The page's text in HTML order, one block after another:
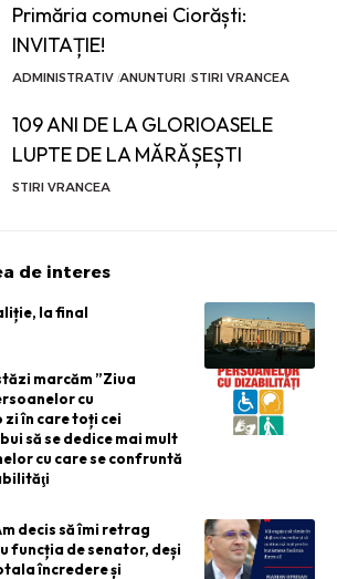
Primăria comunei Ciorăști:
INVITAȚIE!
ADMINISTRATIV ANUNTURI STIRI VRANCEA
109 ANI DE LA GLORIOASELE
LUPTE DE LA MĂRĂȘEȘTI
STIRI VRANCEA
de interes
la final
marcăm ”Ziua
cu
în care toți cei
să se dedice mai mult
cu care se confruntă
decis să îmi retrag
funcția de senator, deși
încredere și